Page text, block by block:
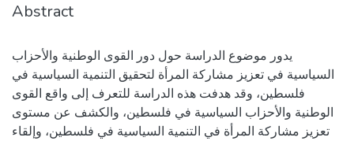
Abstract
يدور موضوع الدراسة حول دور القوى الوطنية والأحزاب
السياسية في تعزيز مشاركة المرأة لتحقيق التنمية السياسية في
فلسطين، وقد هدفت هذه الدراسة للتعرف إلى واقع القوى
الوطنية والأحزاب السياسية في فلسطين، والكشف عن مستوى
تعزيز مشاركة المرأة في التنمية السياسية في فلسطين، وإلقاء